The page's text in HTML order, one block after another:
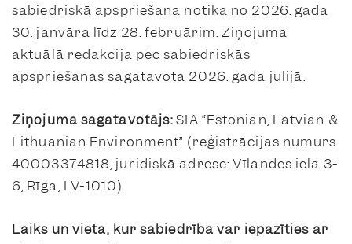
sabiedriskā apspriešana notika no 2026. gada
30. janvāra līdz 28. februārim. Ziņojuma
aktuālā redakcija pēc sabiedriskās
apspriešanas sagatavota 2026. gada jūlijā.
Ziņojuma sagatavotājs:SIA “Estonian, Latvian &
Lithuanian Environment” (reģistrācijas numurs
40003374818, juridiskā adrese: Vīlandes iela 3-
6, Rīga, LV-1010).
Laiks un vieta, kur sabiedrība var iepazīties ar